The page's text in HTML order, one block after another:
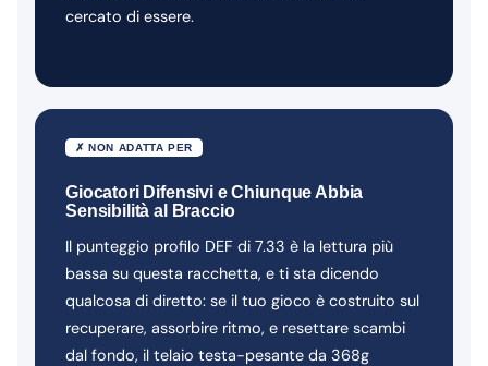
cercato di essere.
✗ NON ADATTA PER
Giocatori Difensivi e Chiunque Abbia
Sensibilità al Braccio
Il punteggio profilo DEF di 7.33 è la lettura più
bassa su questa racchetta, e ti sta dicendo
qualcosa di diretto: se il tuo gioco è costruito sul
recuperare, assorbire ritmo, e resettare scambi
dal fondo, il telaio testa-pesante da 368g